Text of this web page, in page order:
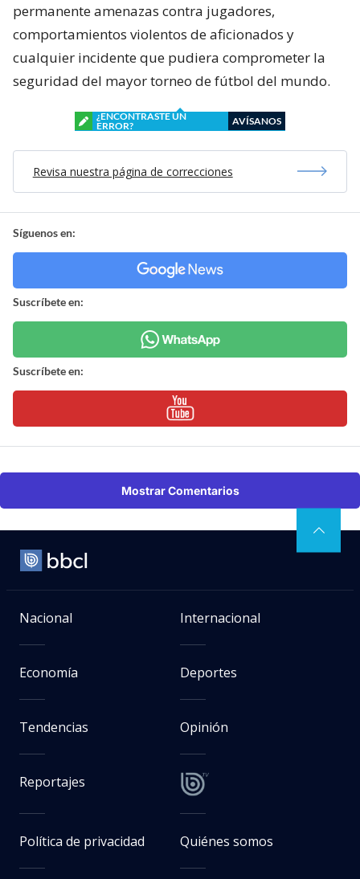
permanente amenazas contra jugadores,
comportamientos violentos de aficionados y
cualquier incidente que pudiera comprometer la
seguridad del mayor torneo de fútbol del mundo.
¿ENCONTRASTE UN
ERROR?
AVÍSANOS
Revisa nuestra página de correcciones
Síguenos en:
Suscríbete en:
Suscríbete en:
Mostrar Comentarios
Nacional Internacional
Economía Deportes
Tendencias Opinión
Reportajes
Política de privacidad Quiénes somos